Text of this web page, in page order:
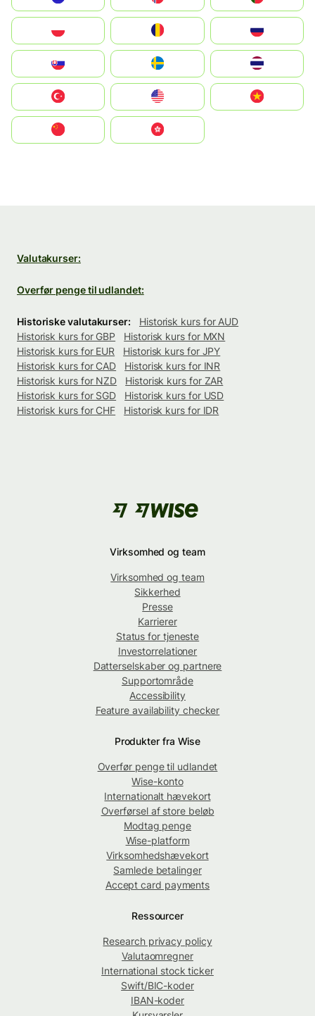
United States
中國香港特別行政區
Valutakurser:
Overfør penge til udlandet:
Historiske valutakurser:
Historisk kurs for AUD
Historisk kurs for GBP
Historisk kurs for MXN
Historisk kurs for EUR
Historisk kurs for JPY
Historisk kurs for CAD
Historisk kurs for INR
Historisk kurs for NZD
Historisk kurs for ZAR
Historisk kurs for SGD
Historisk kurs for USD
Historisk kurs for CHF
Historisk kurs for IDR
Virksomhed og team
Virksomhed og team
Sikkerhed
Presse
Karrierer
Status for tjeneste
Investorrelationer
Datterselskaber og partnere
Supportområde
Accessibility
Feature availability checker
Produkter fra Wise
Overfør penge til udlandet
Wise-konto
Internationalt hævekort
Overførsel af store beløb
Modtag penge
Wise-platform
Virksomhedshævekort
Samlede betalinger
Accept card payments
Ressourcer
Research privacy policy
Valutaomregner
International stock ticker
Swift/BIC-koder
IBAN-koder